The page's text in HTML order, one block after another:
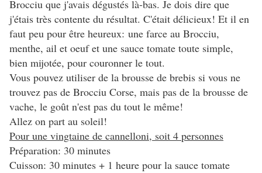
Brocciu que j'avais dégustés là-bas. Je dois dire que
j'étais très contente du résultat. C'était délicieux! Et il en
faut peu pour être heureux: une farce au Brocciu,
menthe, ail et oeuf et une sauce tomate toute simple,
bien mijotée, pour couronner le tout.
Vous pouvez utiliser de la brousse de brebis si vous ne
trouvez pas de Brocciu Corse, mais pas de la brousse de
vache, le goût n'est pas du tout le même!
Allez on part au soleil!
Pour une vingtaine de cannelloni, soit 4 personnes
Préparation: 30 minutes
Cuisson: 30 minutes + 1 heure pour la sauce tomate